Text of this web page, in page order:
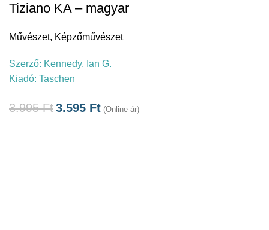
Tiziano KA – magyar
Művészet, Képzőművészet
Szerző: Kennedy, Ian G.
Kiadó: Taschen
3.995Ft3.595 Ft (Online ár)